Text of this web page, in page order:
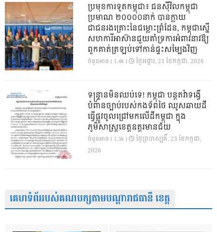
ប្រមុខការទូតកម្ពុជា៖ ជនស៊ីវិលកម្ពុជា
ប្រមាណ ២០០០០នាក់ បានក្លាយ
ជាជនរងគ្រោះនៃជម្លោះព្រំដែន, កម្ពុជាស្នើ
សហការីអាស៊ានជួយគាំទ្រការអំពាវនាវឱ្យ
ពួកគាត់ត្រឡប់ទៅកាន់ផ្ទះសម្បែងវិញ
ចំនួនអាន ( 1.4k ) ថ្ងៃ​អង្គារ, 21 ខែ​កក្កដា, 2026
ទន្ទ្រានមិនឈប់ទេ! កម្ពុជា បន្តតវ៉ាទង្វើ
បំពានច្បាប់របស់កងទ័ពថៃ ឈូសឆាយដី
ធ្វើផ្លូវចូលជ្រៅមកលើដីកម្ពុជា ក្នុង
ភូមិសាស្ត្រខេត្តឧត្តរមានជ័យ
ចំនួនអាន ( 1.3k )
ថ្ងៃ​ព្រហស្បតិ៍, 23 ខែ​កក្កដា,
2026
គេហទំព័ររបស់គណបក្សតាមបណ្តារាជធានី ខេត្ត